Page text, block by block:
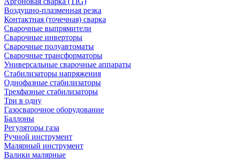
Воздушно-плазменная резка
Контактная (точечная) сварка
Сварочные выпрямители
Сварочные инверторы
Сварочные полуавтоматы
Сварочные трансформаторы
Универсальные сварочные аппараты
Стабилизаторы напряжения
Однофазные стабилизаторы
Трехфазные стабилизаторы
Три в одну
Газосварочное оборудование
Баллоны
Регуляторы газа
Ручной инструмент
Малярный инструмент
Валики малярные